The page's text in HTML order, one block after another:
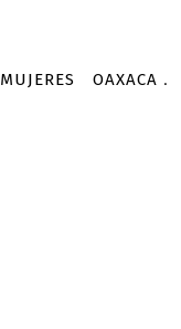
MUJERES OAXACA